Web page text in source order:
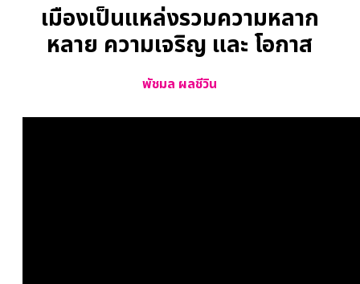
เมืองเป็นแหล่งรวมความหลาก
หลาย ความเจริญ และ โอกาส
พัชมล ผลชีวิน